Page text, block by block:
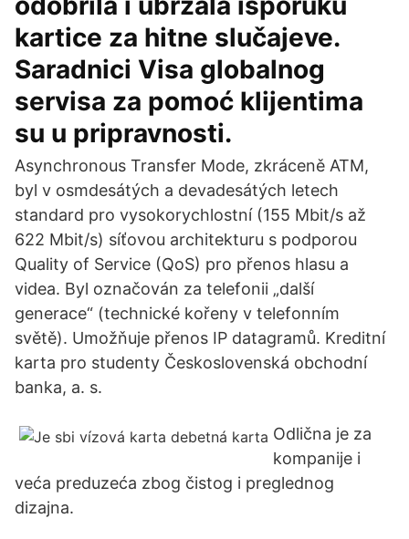
kartice za hitne slučajeve.
Saradnici Visa globalnog
servisa za pomoć klijentima
su u pripravnosti.
Asynchronous Transfer Mode, zkráceně ATM,
byl v osmdesátých a devadesátých letech
standard pro vysokorychlostní (155 Mbit/s až
622 Mbit/s) síťovou architekturu s podporou
Quality of Service (QoS) pro přenos hlasu a
videa. Byl označován za telefonii „další
generace“ (technické kořeny v telefonním
světě). Umožňuje přenos IP datagramů. Kreditní
karta pro studenty Československá obchodní
banka, a. s.
Odlična je za
kompanije i
veća preduzeća zbog čistog i preglednog
dizajna.